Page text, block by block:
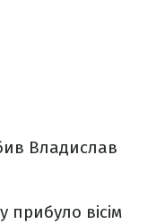
Владислав
прибуло вісім